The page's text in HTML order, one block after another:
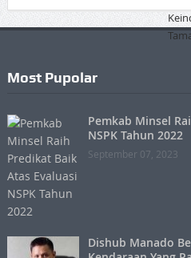
Most Pupolar
Pemkab Minsel
NSPK Tahun 2022
September 07, 2023
Dishub Manado